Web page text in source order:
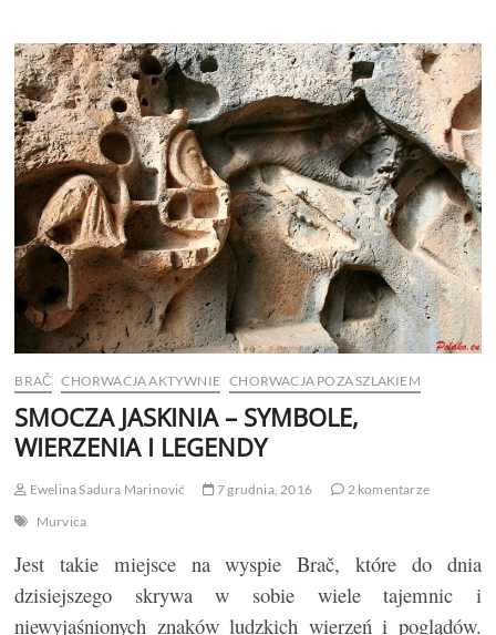
BRAČ CHORWACJA AKTYWNIE CHORWACJA POZA SZLAKIEM
SMOCZA JASKINIA – SYMBOLE,
WIERZENIA I LEGENDY
Ewelina Sadura Marinović 7 grudnia, 2016
2 komentarze
Murvica
Jest takie miejsce na wyspie Brač, które do dnia
dzisiejszego skrywa w sobie wiele tajemnic i
niewyjaśnionych znaków ludzkich wierzeń i poglądów.